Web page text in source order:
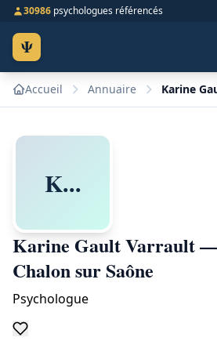
30986 psychologues référencés
Ψ
Accueil Annuaire
K...
Karine Gault Varrault —
Chalon sur Saône
Psychologue